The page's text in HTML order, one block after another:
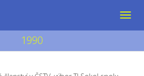
1990